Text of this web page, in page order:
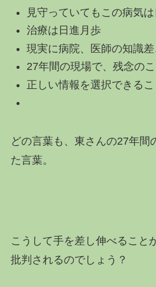
見守っていてもこの病気
治療は日進月歩
現実に病院、医師の知識
27年間の現場で、残念の
正しい情報を選択できる
どの言葉も、東さんの27年間
た言葉。
こうして手を差し伸べること
批判されるのでしょう？